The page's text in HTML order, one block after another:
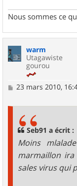
Nous sommes ce
warm
Utagawiste
gourou
M
23 mars 2010,
Seb91 a écrit :
Moins
marmaillon
sales virus qui